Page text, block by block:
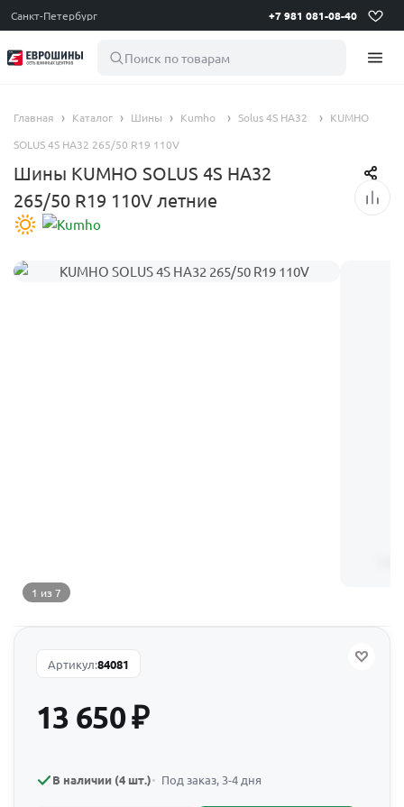
Санкт-Петербург +7 981 081-08-40
Поиск по товарам
Главная Каталог Шины Kumho Solus 4S HA32
KUMHO
SOLUS 4S HA32 265/50 R19 110V
Шины KUMHO SOLUS 4S HA32
265/50 R19 110V летние
1 из 7
Артикул:84081
13 650₽
В наличии (4 шт.) Под заказ, 3-4 дня